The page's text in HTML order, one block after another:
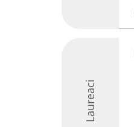
Laureaci